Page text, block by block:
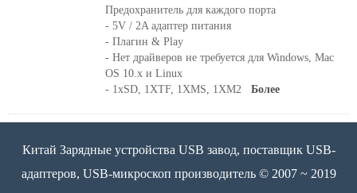
Предохранитель для каждого порта
- 5V / 2A адаптер питания
- Плагин & Play
- Нет драйверов не требуется для Windows, Mac
OS 10.x и Linux
- 1xSD, 1XTF, 1XMS, 1XM2 Более
Китай Зарядные устройства USB завод, поставщик USB-
адаптеров, USB-микроскоп производитель © 2007 ~ 2019